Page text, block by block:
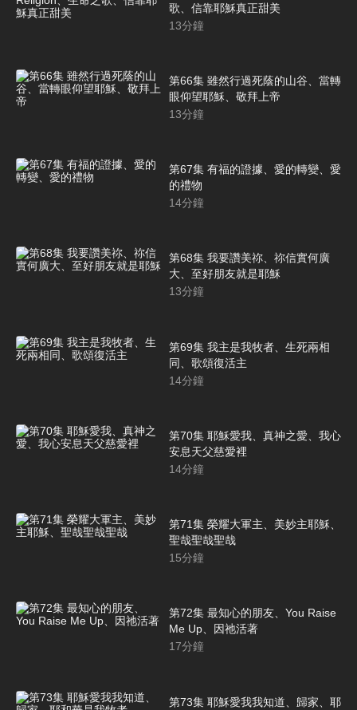
歌、信靠耶穌真正甜美
13分鐘
第66集 雖然行過死蔭的山谷、當轉
眼仰望耶穌、敬拜上帝
13分鐘
第67集 有福的證據、愛的轉變、愛
的禮物
14分鐘
第68集 我要讚美祢、祢信實何廣
大、至好朋友就是耶穌
13分鐘
第69集 我主是我牧者、生死兩相
同、歌頌復活主
14分鐘
第70集 耶穌愛我、真神之愛、我心
安息天父慈愛裡
14分鐘
第71集 榮耀大軍主、美妙主耶穌、
聖哉聖哉聖哉
15分鐘
第72集 最知心的朋友、You Raise
Me Up、因祂活著
17分鐘
第73集 耶穌愛我我知道、歸家、耶